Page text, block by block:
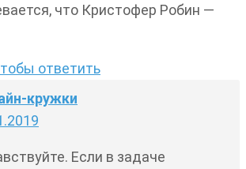
что Кристофер Робин —
ответить
кружки
Если в задаче